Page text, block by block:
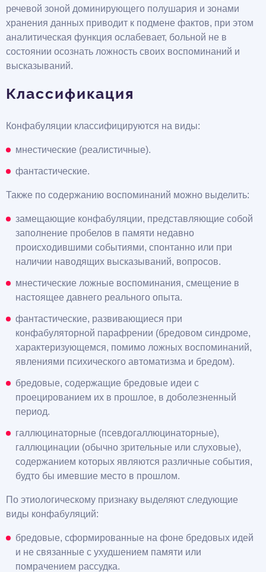
речевой зоной доминирующего полушария и зонами
хранения данных приводит к подмене фактов, при этом
аналитическая функция ослабевает, больной не в
состоянии осознать ложность своих воспоминаний и
высказываний.
Классификация
Конфабуляции классифицируются на виды:
мнестические (реалистичные).
фантастические.
Также по содержанию воспоминаний можно выделить:
замещающие конфабуляции, представляющие собой
заполнение пробелов в памяти недавно
происходившими событиями, спонтанно или при
наличии наводящих высказываний, вопросов.
мнестические ложные воспоминания, смещение в
настоящее давнего реального опыта.
фантастические, развивающиеся при
конфабуляторной парафрении (бредовом синдроме,
характеризующемся, помимо ложных воспоминаний,
явлениями психического автоматизма и бредом).
бредовые, содержащие бредовые идеи с
проецированием их в прошлое, в доболезненный
период.
галлюцинаторные (псевдогаллюцинаторные),
галлюцинации (обычно зрительные или слуховые),
содержанием которых являются различные события,
будто бы имевшие место в прошлом.
По этиологическому признаку выделяют следующие
виды конфабуляций:
бредовые, сформированные на фоне бредовых идей
и не связанные с ухудшением памяти или
помрачением рассудка.